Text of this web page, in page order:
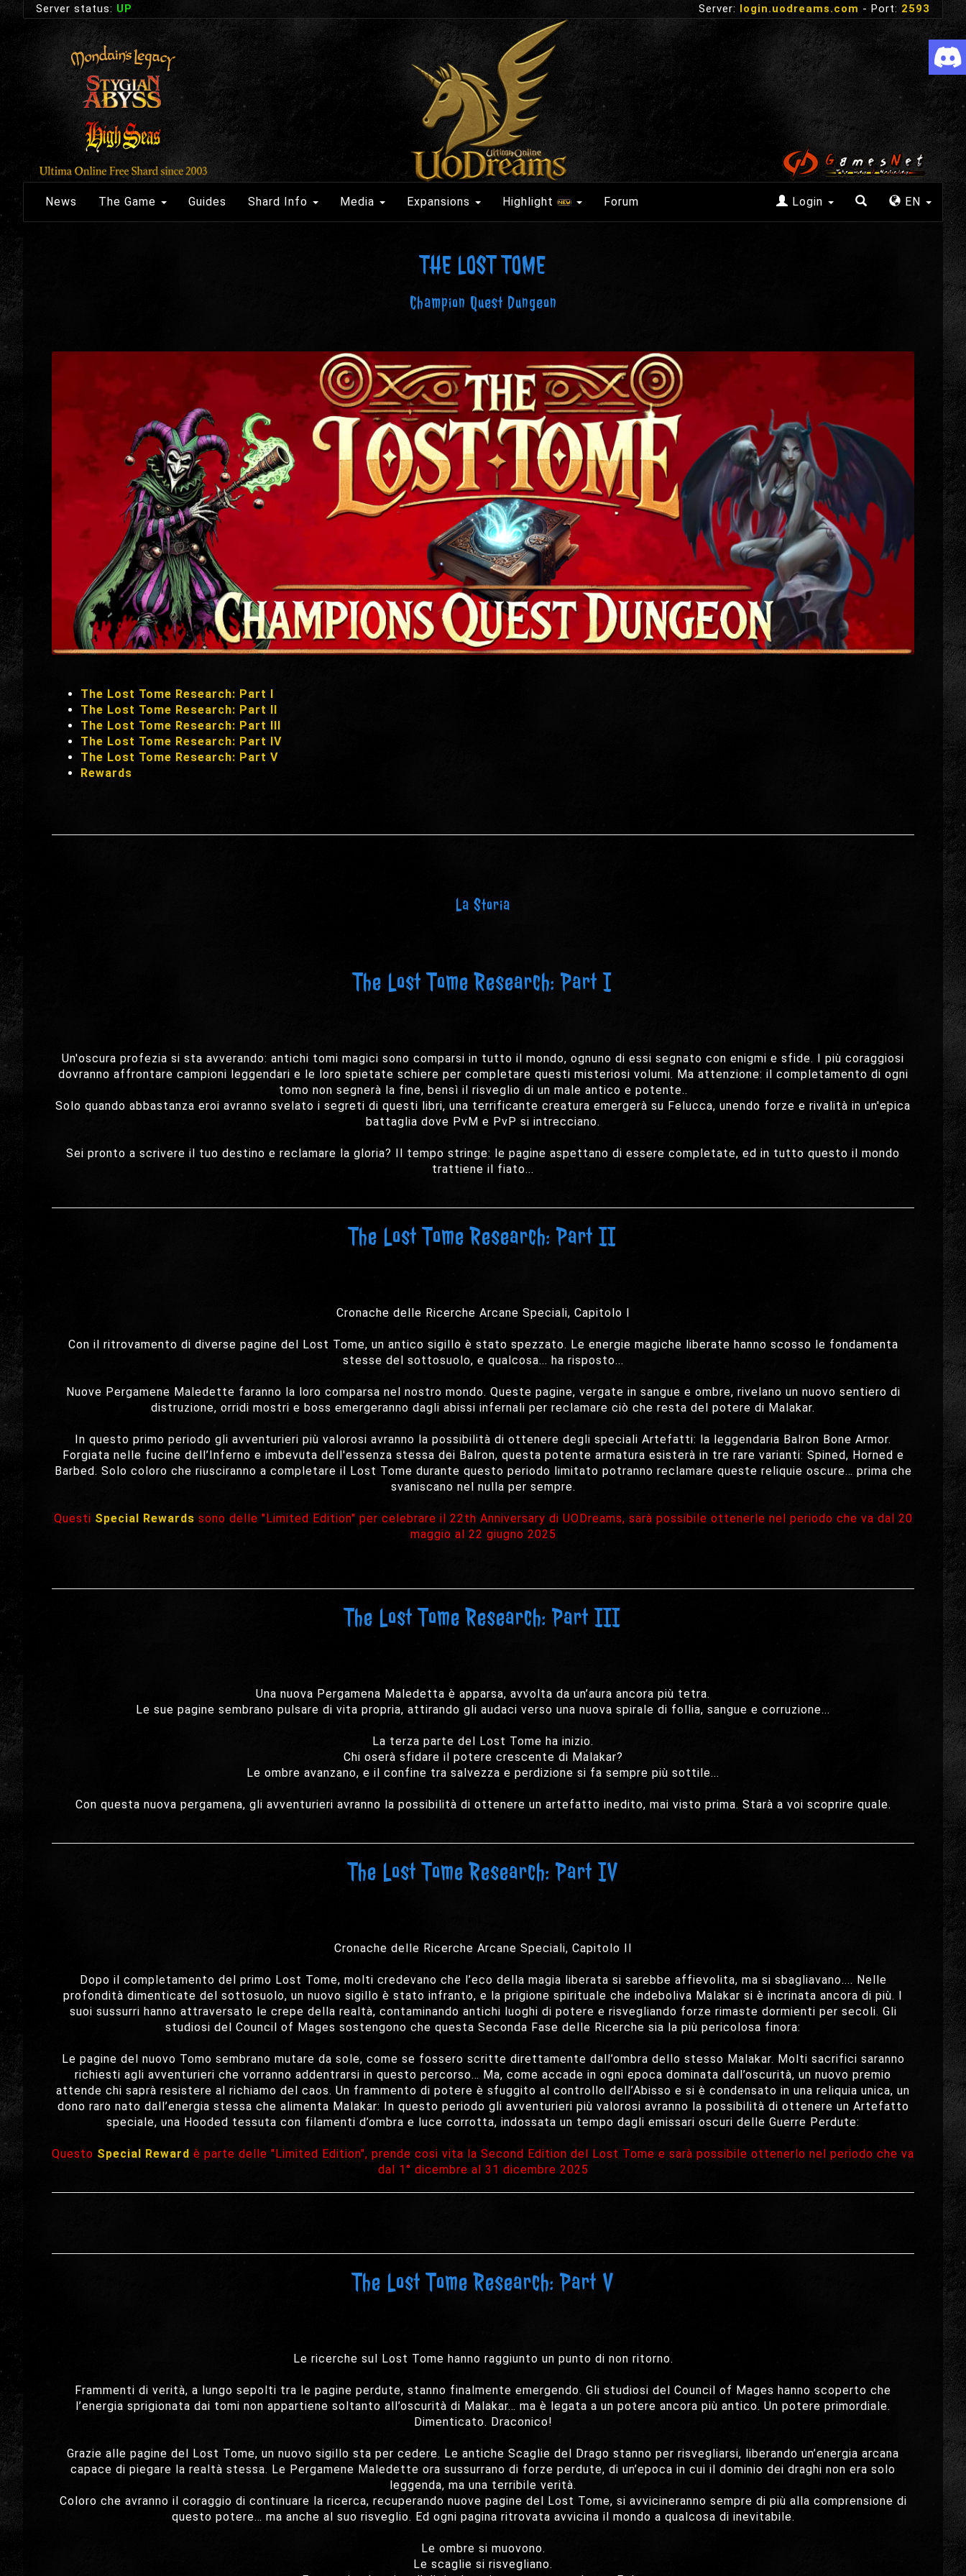
Server status: UP Server: login.uodreams.com - Port: 2593
Login EN
News The Game Guides Shard Info Media Expansions Highlight Forum
THE LOST TOME
Champion Quest Dungeon
The Lost Tome Research: Part I
The Lost Tome Research: Part II
The Lost Tome Research: Part III
The Lost Tome Research: Part IV
The Lost Tome Research: Part V
Rewards
La Storia
The Lost Tome Research: Part I
Un'oscura profezia si sta avverando: antichi tomi magici sono comparsi in tutto il mondo, ognuno di essi segnato con enigmi e sfide. I più coraggiosi
dovranno affrontare campioni leggendari e le loro spietate schiere per completare questi misteriosi volumi. Ma attenzione: il completamento di ogni
tomo non segnerà la fine, bensì il risveglio di un male antico e potente..
Solo quando abbastanza eroi avranno svelato i segreti di questi libri, una terrificante creatura emergerà su Felucca, unendo forze e rivalità in un'epica
battaglia dove PvM e PvP si intrecciano.
Sei pronto a scrivere il tuo destino e reclamare la gloria? Il tempo stringe: le pagine aspettano di essere completate, ed in tutto questo il mondo
trattiene il fiato...
The Lost Tome Research: Part II
Cronache delle Ricerche Arcane Speciali, Capitolo I
Con il ritrovamento di diverse pagine del Lost Tome, un antico sigillo è stato spezzato. Le energie magiche liberate hanno scosso le fondamenta
stesse del sottosuolo, e qualcosa... ha risposto...
Nuove Pergamene Maledette faranno la loro comparsa nel nostro mondo. Queste pagine, vergate in sangue e ombre, rivelano un nuovo sentiero di
distruzione, orridi mostri e boss emergeranno dagli abissi infernali per reclamare ciò che resta del potere di Malakar.
In questo primo periodo gli avventurieri più valorosi avranno la possibilità di ottenere degli speciali Artefatti: la leggendaria Balron Bone Armor.
Forgiata nelle fucine dell’Inferno e imbevuta dell'essenza stessa dei Balron, questa potente armatura esisterà in tre rare varianti: Spined, Horned e
Barbed. Solo coloro che riusciranno a completare il Lost Tome durante questo periodo limitato potranno reclamare queste reliquie oscure… prima che
svaniscano nel nulla per sempre.
Questi Special Rewards sono delle "Limited Edition" per celebrare il 22th Anniversary di UODreams, sarà possibile ottenerle nel periodo che va dal 20
maggio al 22 giugno 2025
The Lost Tome Research: Part III
Una nuova Pergamena Maledetta è apparsa, avvolta da un’aura ancora più tetra.
Le sue pagine sembrano pulsare di vita propria, attirando gli audaci verso una nuova spirale di follia, sangue e corruzione...
La terza parte del Lost Tome ha inizio.
Chi oserà sfidare il potere crescente di Malakar?
Le ombre avanzano, e il confine tra salvezza e perdizione si fa sempre più sottile...
Con questa nuova pergamena, gli avventurieri avranno la possibilità di ottenere un artefatto inedito, mai visto prima. Starà a voi scoprire quale.
The Lost Tome Research: Part IV
Cronache delle Ricerche Arcane Speciali, Capitolo II
Dopo il completamento del primo Lost Tome, molti credevano che l’eco della magia liberata si sarebbe affievolita, ma si sbagliavano.... Nelle
profondità dimenticate del sottosuolo, un nuovo sigillo è stato infranto, e la prigione spirituale che indeboliva Malakar si è incrinata ancora di più. I
suoi sussurri hanno attraversato le crepe della realtà, contaminando antichi luoghi di potere e risvegliando forze rimaste dormienti per secoli. Gli
studiosi del Council of Mages sostengono che questa Seconda Fase delle Ricerche sia la più pericolosa finora:
Le pagine del nuovo Tomo sembrano mutare da sole, come se fossero scritte direttamente dall’ombra dello stesso Malakar. Molti sacrifici saranno
richiesti agli avventurieri che vorranno addentrarsi in questo percorso… Ma, come accade in ogni epoca dominata dall’oscurità, un nuovo premio
attende chi saprà resistere al richiamo del caos. Un frammento di potere è sfuggito al controllo dell’Abisso e si è condensato in una reliquia unica, un
dono raro nato dall’energia stessa che alimenta Malakar: In questo periodo gli avventurieri più valorosi avranno la possibilità di ottenere un Artefatto
speciale, una Hooded tessuta con filamenti d’ombra e luce corrotta, indossata un tempo dagli emissari oscuri delle Guerre Perdute:
Questo Special Reward è parte delle "Limited Edition", prende cosi vita la Second Edition del Lost Tome e sarà possibile ottenerlo nel periodo che va
dal 1° dicembre al 31 dicembre 2025
The Lost Tome Research: Part V
Le ricerche sul Lost Tome hanno raggiunto un punto di non ritorno.
Frammenti di verità, a lungo sepolti tra le pagine perdute, stanno finalmente emergendo. Gli studiosi del Council of Mages hanno scoperto che
l’energia sprigionata dai tomi non appartiene soltanto all’oscurità di Malakar… ma è legata a un potere ancora più antico. Un potere primordiale.
Dimenticato. Draconico!
Grazie alle pagine del Lost Tome, un nuovo sigillo sta per cedere. Le antiche Scaglie del Drago stanno per risvegliarsi, liberando un’energia arcana
capace di piegare la realtà stessa. Le Pergamene Maledette ora sussurrano di forze perdute, di un’epoca in cui il dominio dei draghi non era solo
leggenda, ma una terribile verità.
Coloro che avranno il coraggio di continuare la ricerca, recuperando nuove pagine del Lost Tome, si avvicineranno sempre di più alla comprensione di
questo potere… ma anche al suo risveglio. Ed ogni pagina ritrovata avvicina il mondo a qualcosa di inevitabile.
Le ombre si muovono.
Le scaglie si risvegliano.